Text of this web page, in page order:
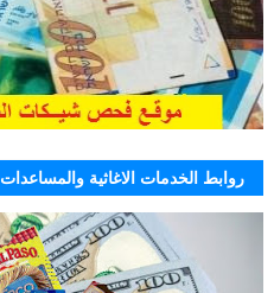
روابط الخدمات الاغاثية والمساعدات